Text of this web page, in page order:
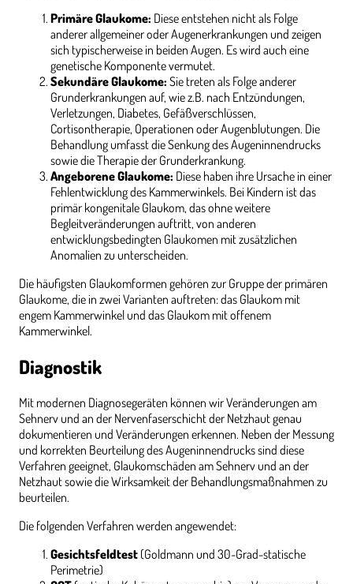
Primäre Glaukome: Diese entstehen nicht als Folge
anderer allgemeiner oder Augenerkrankungen und zeigen
sich typischerweise in beiden Augen. Es wird auch eine
genetische Komponente vermutet.
Sekundäre Glaukome: Sie treten als Folge anderer
Grunderkrankungen auf, wie z.B. nach Entzündungen,
Verletzungen, Diabetes, Gefäßverschlüssen,
Cortisontherapie, Operationen oder Augenblutungen. Die
Behandlung umfasst die Senkung des Augeninnendrucks
sowie die Therapie der Grunderkrankung.
Angeborene Glaukome: Diese haben ihre Ursache in einer
Fehlentwicklung des Kammerwinkels. Bei Kindern ist das
primär kongenitale Glaukom, das ohne weitere
Begleitveränderungen auftritt, von anderen
entwicklungsbedingten Glaukomen mit zusätzlichen
Anomalien zu unterscheiden.
Die häufigsten Glaukomformen gehören zur Gruppe der primären
Glaukome, die in zwei Varianten auftreten: das Glaukom mit
engem Kammerwinkel und das Glaukom mit offenem
Kammerwinkel.
Diagnostik
Mit modernen Diagnosegeräten können wir Veränderungen am
Sehnerv und an der Nervenfaserschicht der Netzhaut genau
dokumentieren und Veränderungen erkennen. Neben der Messung
und korrekten Beurteilung des Augeninnendrucks sind diese
Verfahren geeignet, Glaukomschäden am Sehnerv und an der
Netzhaut sowie die Wirksamkeit der Behandlungsmaßnahmen zu
beurteilen.
Die folgenden Verfahren werden angewendet:
Gesichtsfeldtest (Goldmann und 30-Grad-statische
Perimetrie)